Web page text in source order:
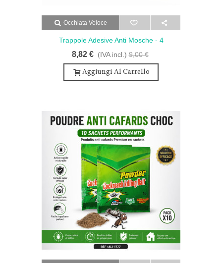
Occhiata Veloce
Trappole Adesive Anti Mosche - 4
Trappole Atossiche
8,82 € (IVA incl.) 9,00 €
Aggiungi Al Carrello